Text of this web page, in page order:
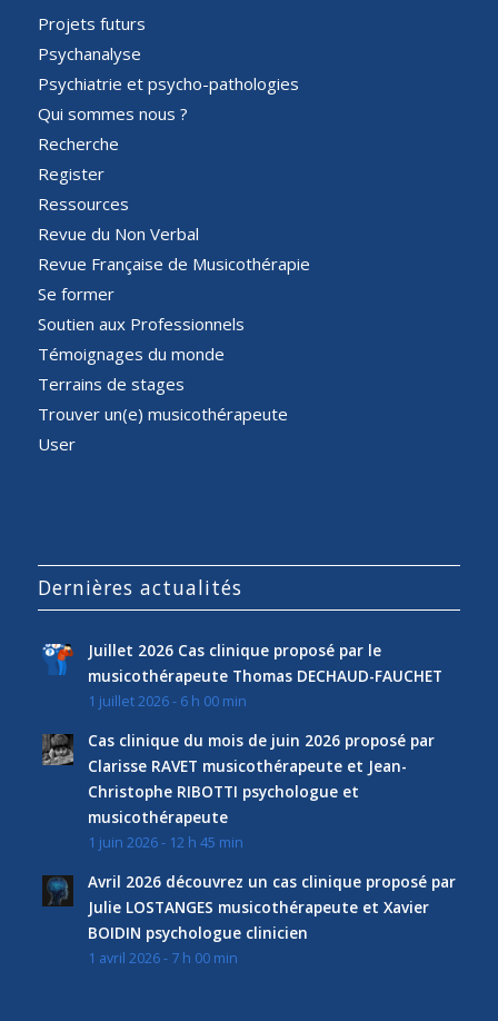
Projets futurs
Psychanalyse
Psychiatrie et psycho-pathologies
Qui sommes nous ?
Recherche
Register
Ressources
Revue du Non Verbal
Revue Française de Musicothérapie
Se former
Soutien aux Professionnels
Témoignages du monde
Terrains de stages
Trouver un(e) musicothérapeute
User
Dernières actualités
Juillet 2026 Cas clinique proposé par le
musicothérapeute Thomas DECHAUD-FAUCHET
1 juillet 2026 - 6 h 00 min
Cas clinique du mois de juin 2026 proposé par
Clarisse RAVET musicothérapeute et Jean-
Christophe RIBOTTI psychologue et
musicothérapeute
1 juin 2026 - 12 h 45 min
Avril 2026 découvrez un cas clinique proposé par
Julie LOSTANGES musicothérapeute et Xavier
BOIDIN psychologue clinicien
1 avril 2026 - 7 h 00 min